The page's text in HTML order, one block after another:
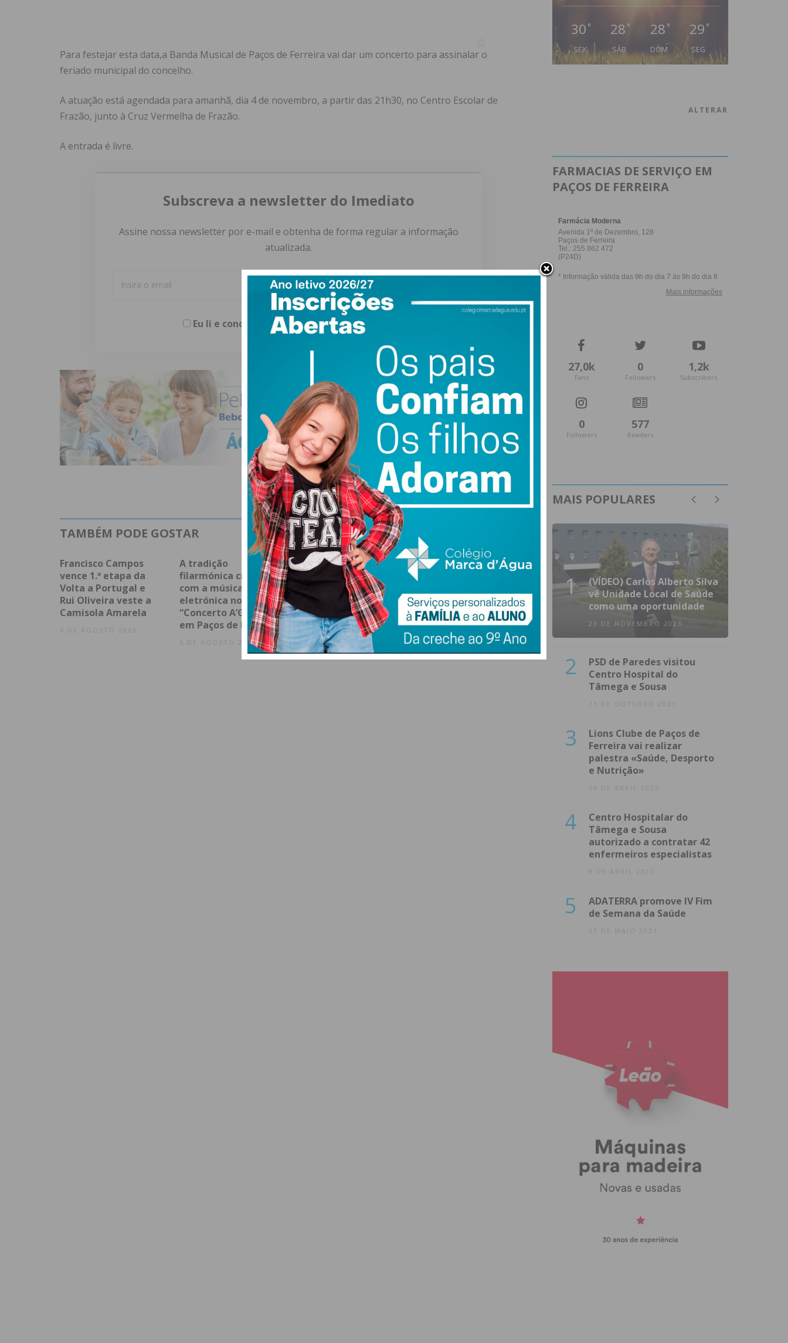
Para festejar esta data,a Banda Musical de Paços de Ferreira vai dar um concerto para assinalar o
feriado municipal do concelho.
A atuação está agendada para amanhã, dia 4 de novembro, a partir das 21h30, no Centro Escolar de
Frazão, junto à Cruz Vermelha de Frazão.
A entrada é livre.
Subscreva a newsletter do Imediato
Assine nossa newsletter por e-mail e obtenha de forma regular a informação
atualizada.
Eu li e concordo com ostermos e condições
TAMBÉM PODE GOSTAR
Francisco Campos
vence 1.ª etapa da
Volta a Portugal e
Rui Oliveira veste a
Camisola Amarela
6 DE AGOSTO 2026
A tradição
filarmónica cruza-se
com a música
eletrónica no
“Concerto A’Gosto”
em Paços de Ferreira
6 DE AGOSTO 2026
Falsa ameaça de
bomba mobilizou
meios de socorro e
forças de segurança
para a Estação de
Caíde
6 DE AGOSTO 2026
Bilhete de
Identidade em papel
como documento de
viagem na UE
6 DE AGOSTO 2026
30 °
SEX
28 °
SÁB
28 °
DOM
29 °
SEG
ALTERAR
FARMACIAS DE SERVIÇO EM
PAÇOS DE FERREIRA
27,0k
Fans
0
Followers
1,2k
Subscribers
0
Followers
577
Readers
MAIS POPULARES
1
(VÍDEO) Carlos Alberto Silva
vê Unidade Local de Saúde
como uma oportunidade
23 DE NOVEMBRO 2023
2
PSD de Paredes visitou
Centro Hospital do
Tâmega e Sousa
23 DE OUTUBRO 2023
3
Lions Clube de Paços de
Ferreira vai realizar
palestra «Saúde, Desporto
e Nutrição»
14 DE ABRIL 2022
4
Centro Hospitalar do
Tâmega e Sousa
autorizado a contratar 42
enfermeiros especialistas
8 DE ABRIL 2022
5
ADATERRA promove IV Fim
de Semana da Saúde
21 DE MAIO 2021